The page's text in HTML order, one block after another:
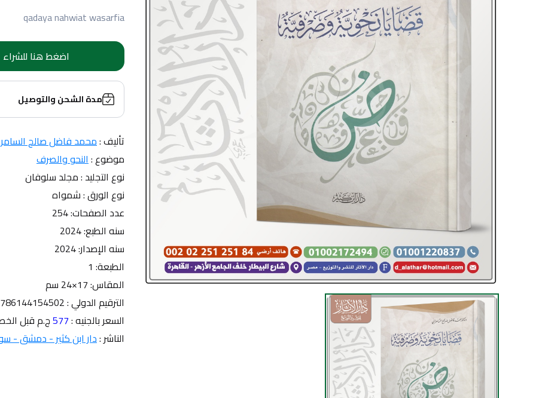
qadaya nahwiat wasarfia
اضغط هنا للشراء
مدة الشحن والتوصيل
تأليف : محمد فاضل صالح
موضوع : النحو والصرف
نوع التجليد : مجلد سلوفان
نوع الورق : شمواه
عدد الصفحات: 254
سنه الطبع: 2024
سنه الإصدار: 2024
الطبعة: 1
المقاس: 17×24 سم
الترقيم الدولي : 9786144154502
السعر بالجنيه : 577 ج.م قبل
الناشر : دار ابن كثير - دمشق -